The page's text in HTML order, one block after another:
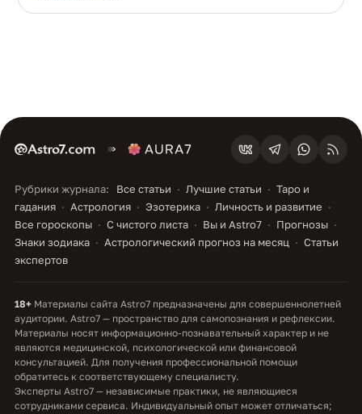
Рубрики журнала: Все статьи Лучшие статьи
Таро и
гадания
Астрология Эзотерика
Личность и развитие
Все гороскопы
С чистого листа Вы и Astro7
Прогнозы
Знаки зодиака
Астрологический прогноз на месяц
Статьи
экспертов
18+ Материалы сайта Astro7 предназначены для совершеннолетней
аудитории. Astro7 — пространство для самопознания и рефлексии.
Материалы носят информационно-познавательный характер и не
являются медицинской, психологической или финансовой
консультацией. Для получения профессиональной помощи
обратитесь к соответствующему специалисту.
Эксперты Astro7 — независимые практики, не являющиеся
сотрудниками сервиса. Индивидуальный опыт может отличаться;